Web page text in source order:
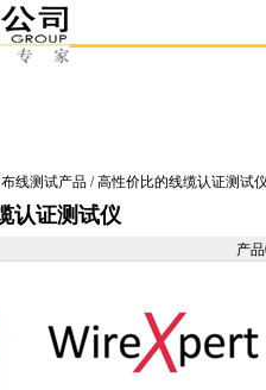
布线测试产品 / 高性价比的线缆认证测试
认证测试仪
产